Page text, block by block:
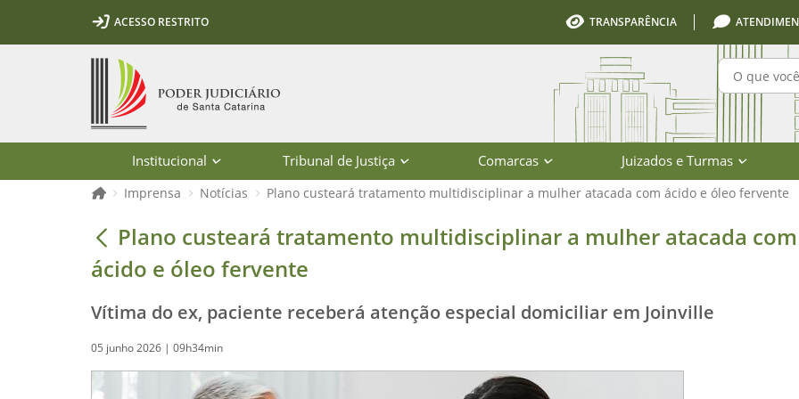
Ir para o conteúdo
Ir para a ferramenta de acessibilidade - Rybená
Ir para o menu principal
Ir para a pesquisa
Ir para o rodapé
Ir para a página inicialACESSO RESTRITO TRANSPARÊNCIA
Institucional Tribunal de Justiça Comarcas Juizados e Turmas
Página inicial
Imprensa Notícias Plano custeará tratamento multidisciplinar a mulher atacada com ácido e óleo fervente
Plano custeará tratamento multidisciplinar a mulher atacada com
Plano custeará tratamento multidisciplinar a mulher atacada com
ácido e óleo fervente
Vítima do ex, paciente receberá atenção especial domiciliar em Joinville
05 junho 2026 | 09h34min